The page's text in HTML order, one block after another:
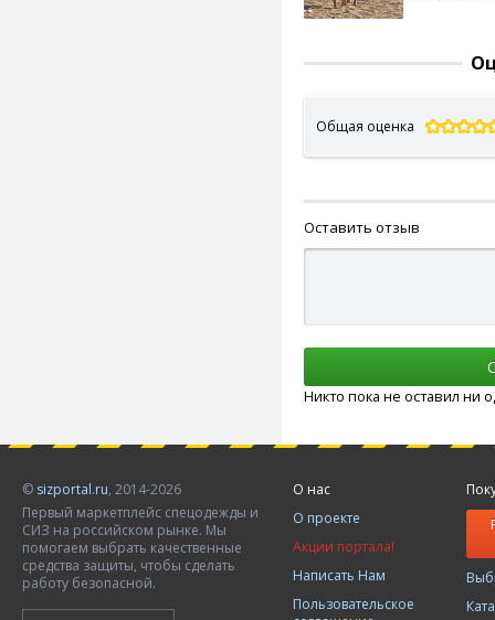
Общая оценка
Оставить отзыв
Никто пока не оставил ни
© sizportal.ru, 2014-2026
Первый маркетплейс спецодежды и
СИЗ на российском рынке. Мы
помогаем выбрать качественные
средства защиты, чтобы сделать
работу безопасной.
О нас
О проекте
Акции портала!
Написать Нам
Пользовательское